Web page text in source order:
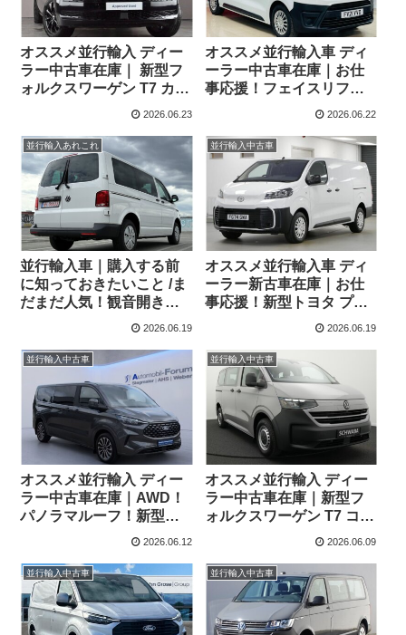
オススメ並行輸入 ディー
ラー中古車在庫｜ 新型フ
ォルクスワーゲン T7 カリ
フォルニア オーシャン
ドル
2026.06.23
オススメ並行輸入車 ディ
ーラー中古車在庫｜お仕
事応援！フェイスリフト
前トヨタ プロエース パネ
3人乗り6MT 右ハンドル
2026.06.22
並行輸入あれこれ
並行輸入車｜購入する前
に知っておきたいこと /ま
だまだ人気！観音開き！
フォルクスワーゲン T6.1
港！！
2026.06.19
並行輸入中古車
オススメ並行輸入車 ディ
ーラー新古車在庫｜お仕
事応援！新型トヨタ プロ
エース パネルバン 2.0D
ハンドル
2026.06.19
並行輸入中古車
オススメ並行輸入 ディー
ラー中古車在庫｜AWD！
パノラマルーフ！新型フ
ォード トルネオ カスタム
８人乗り 左ハンドル
2026.06.12
並行輸入中古車
オススメ並行輸入 ディー
ラー中古車在庫｜新型フ
ォルクスワーゲン T7 コン
2026.06.09
並行輸入中古車 並行輸入中古車